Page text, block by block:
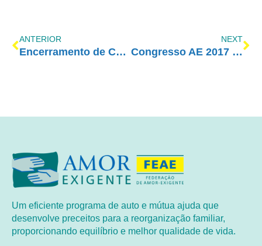
ANTERIOR
Encerramento de Curso de Prevenção
NEXT
Congresso AE 2017 – AO VIVO
Um eficiente programa de auto e mútua ajuda que
desenvolve preceitos para a reorganização familiar,
proporcionando equilíbrio e melhor qualidade de vida.